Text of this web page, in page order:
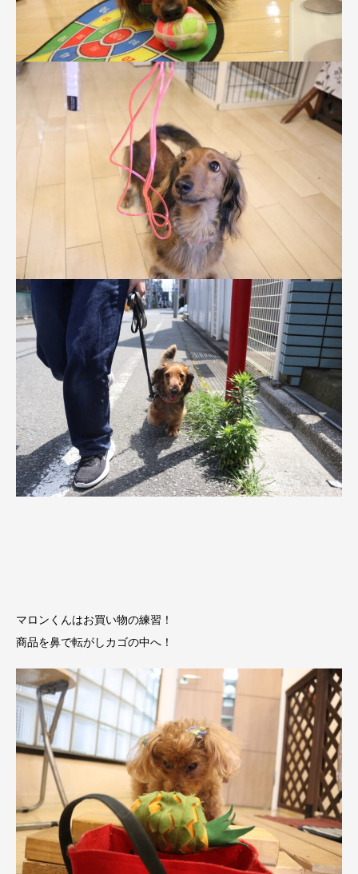
マロンくんはお買い物の練習！
商品を鼻で転がしカゴの中へ！